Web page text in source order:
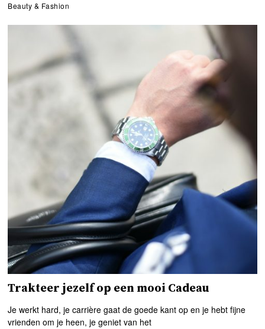
Beauty & Fashion
Trakteer jezelf op een mooi Cadeau
Je werkt hard, je carrière gaat de goede kant op en je hebt fijne
vrienden om je heen, je geniet van het